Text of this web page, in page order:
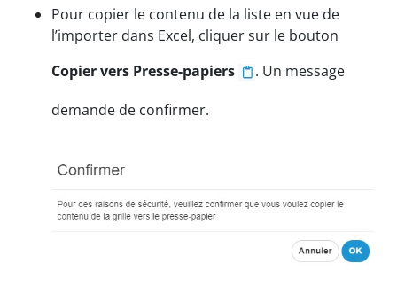
Pour copier le contenu de la liste en vue de
l’importer dans Excel, cliquer sur le bouton
Copier vers Presse-papiers
. Un message
demande de confirmer.